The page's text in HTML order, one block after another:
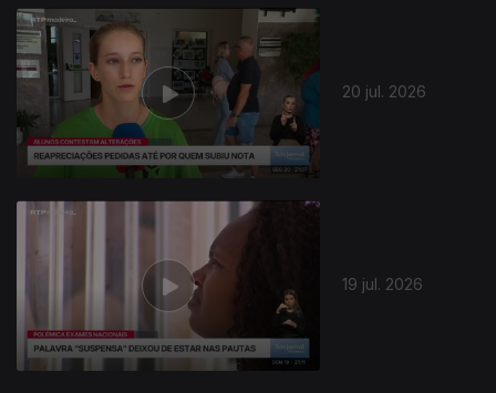
20 jul. 2026
19 jul. 2026